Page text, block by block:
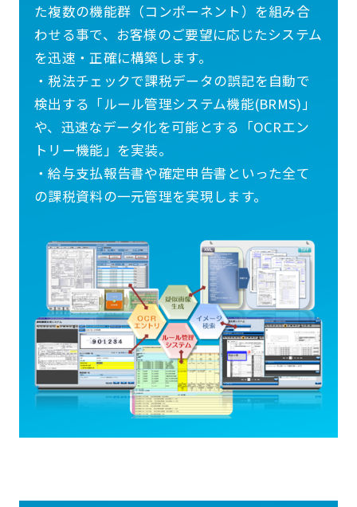
た複数の機能群（コンポーネント）を組み合
わせる事で、お客様のご要望に応じたシステム
を迅速・正確に構築します。
・税法チェックで課税データの誤記を自動で
検出する「ルール管理システム機能(BRMS)」
や、迅速なデータ化を可能とする「OCRエン
トリー機能」を実装。
・給与支払報告書や確定申告書といった全て
の課税資料の一元管理を実現します。